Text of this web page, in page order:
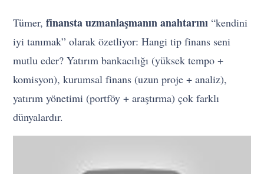
Tümer,finansta uzmanlaşmanın anahtarını “kendini
iyi tanımak” olarak özetliyor: Hangi tip finans seni
mutlu eder? Yatırım bankacılığı (yüksek tempo +
komisyon), kurumsal finans (uzun proje + analiz),
yatırım yönetimi (portföy + araştırma) çok farklı
dünyalardır.